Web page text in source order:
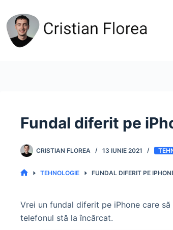
conținut
Fundal diferit pe
CRISTIAN FLOREA 13 IUNIE 2021
TEHNOLOGIE FUNDAL DIFERIT PE
Vrei un fundal diferit pe iPhone care
telefonul stă la încărcat.